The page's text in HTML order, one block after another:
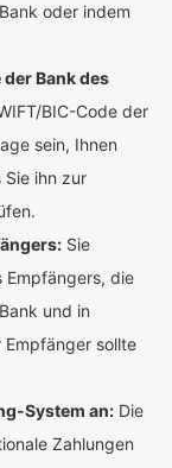
oder indem
Bank des
BIC-Code der
sein, Ihnen
Sie ihn zur
Sie
Empfängers, die
und in
Empfänger sollte
System an: Die
Zahlungen